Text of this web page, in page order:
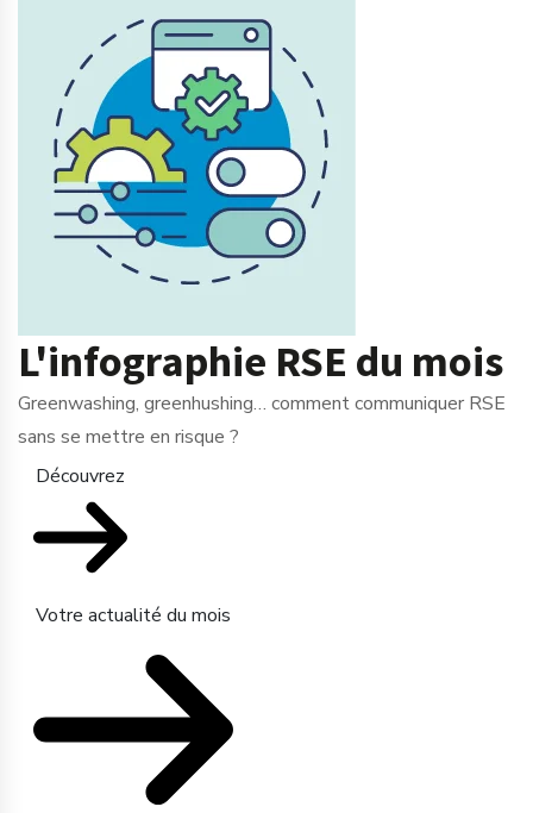
L'infographie RSE du mois
Greenwashing, greenhushing… comment communiquer RSE
sans se mettre en risque ?
Découvrez
Votre actualité du mois